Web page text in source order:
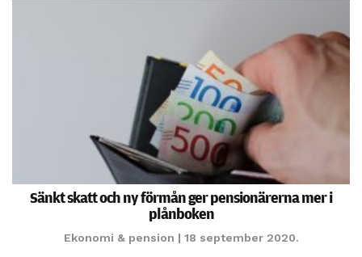
Sänkt skatt och ny förmån ger pensionärerna mer i
plånboken
Ekonomi & pension | 18 september 2020.